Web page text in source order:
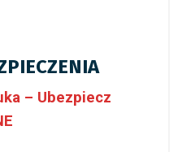
– Ubezpiecz